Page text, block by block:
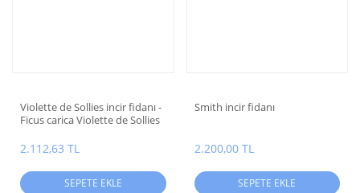
Violette de Sollies incir fidanı -
Ficus carica Violette de Sollies
2.112,63 TL
SEPETE EKLE
Smith incir fidanı
2.200,00 TL
SEPETE EKLE